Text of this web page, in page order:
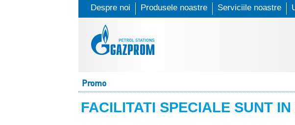
Despre noi Produsele noastre Serviciile noastre
a
z
Promo
FACILITATI SPECIALE SUNT